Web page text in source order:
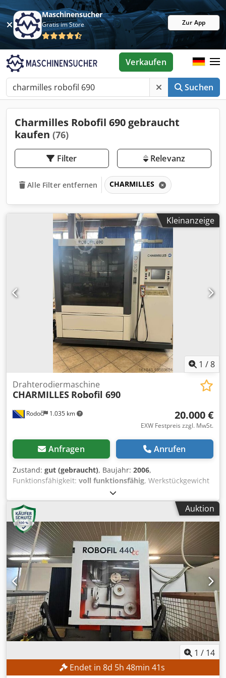
Maschinensucher
Gratis im Store Zur App
Suchen
Verkaufen
Charmilles Robofil 690 gebraucht
kaufen (76)
Filter Relevanz
Alle Filter entfernen CHARMILLES
Kleinanzeige
1 /8
Rodoč 1.035 km
Drahterodiermaschine
CHARMILLES Robofil 690
20.000 €
EXW Festpreis zzgl. MwSt.
Anfragen Anrufen
Zustand: gut (gebraucht), Baujahr: 2006,
Funktionsfähigkeit: voll funktionsfähig, Werkstückgewicht
, Verfahrweg X-Achse:
Y-Achse:600 mm, Verfahrweg Z-Achse:400 mm,
Werkstückhöhe (max.):
, Werkstückbreite (max.):
1.000 mm, Werkstücklänge (max.):1.380 mm, Charmilles
Robofil 690 - Maximale Werkstückabmessungen: 1380 x
1000 x 400 mm - Verfahrwege X,Y,Z: 800 x 600 x 400 mm -
Verfahrwege U,V: ±30 mm - Maximales Ausformmaß:
±15/110 mm - Gesamtschutz durch EC-EMV-Schaltschrank -
Fester Arbeitstisch - Integrierter Monoblock-Flansch-Tisch -
Garantierte thermische Stabilität durch Polymerbeton - 5
Achsen CNC-gesteuert (XYUVZ) - Linearmaßstäbe aus Glas
auf allen Achsen - Achsschutz durch
Kollisionsschutzsystem - Schwenkbereich bis ±30° -
ThermoCut (automatisches Ein- und Nachfädeln) - Bonina-
Drahtspulenhalter: 4, 8 und 16 kg - Filtersystem: 2 Filter (29
m²) - Wasser/Wasser-Wärmetauscher - Automatische
Regeneration der Entionisierung mit Patrone - CNC-
Steuerung CT Millenium (Fanuc) - 12" TFT-Farbgrafik-
Auktion
1 / 14
Endet in 8d 5h 48min 39s